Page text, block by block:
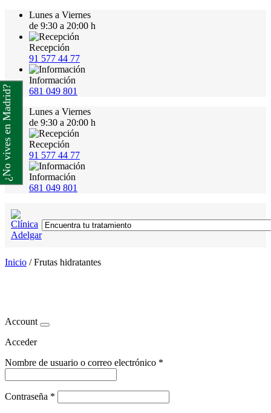
Lunes a Viernes
de 9:30 a 20:00 h
Recepción
91 577 44 77
Información
681 049 801
Lunes a Viernes
de 9:30 a 20:00 h
Recepción
91 577 44 77
Información
681 049 801
Inicio /Frutas hidratantes
Account
Acceder
Nombre de usuario o correo electrónico *
Contraseña *
¿No vives en Madrid?